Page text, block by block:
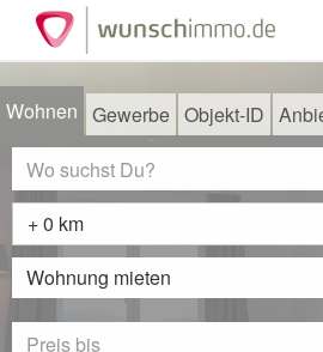
Wohnen Gewerbe Objekt-ID
+ 0 km
Wohnung mieten